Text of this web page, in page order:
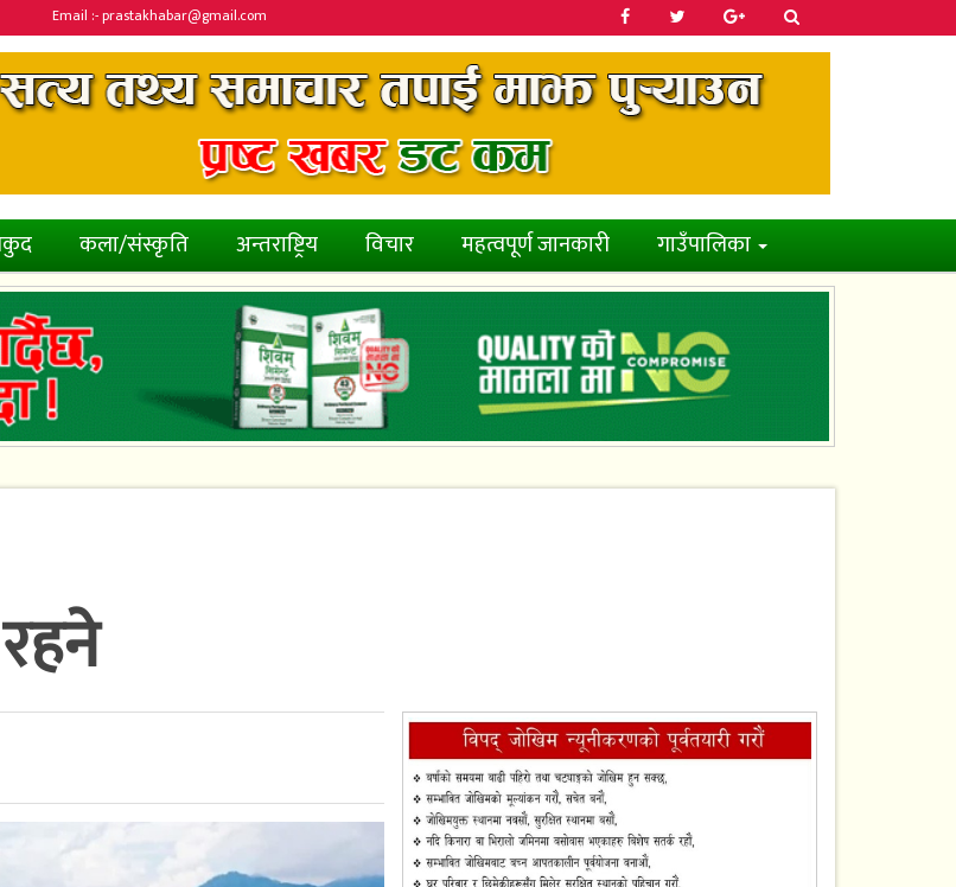
Email :- prastakhabar@gmail.com
कला/संस्कृति अन्तराष्ट्रिय विचार महत्वपूर्ण जानकारी गाउँपालिका